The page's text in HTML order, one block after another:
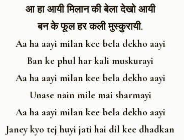
आ हा आयी मिलान की बेला देखो आयी
बन के फूल हर कली मुस्कुरायी.
Aa ha aayi milan kee bela dekho aayi
Ban ke phul har kali muskurayi
Aa ha aayi milan kee bela dekho aayi
Unase nain mile mai sharmayi
Aa ha aayi milan kee bela dekho aayi
Janey kyo tej huyi jati hai dil kee dhadkan